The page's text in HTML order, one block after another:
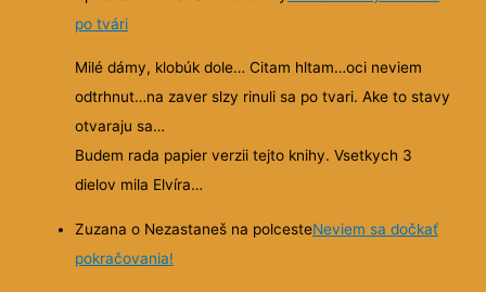
po tvári
Milé dámy, klobúk dole… Citam hltam…oci neviem
odtrhnut…na zaver slzy rinuli sa po tvari. Ake to stavy
otvaraju sa…
Budem rada papier verzii tejto knihy. Vsetkych 3
dielov mila Elvíra…
Zuzana o Nezastaneš na polcesteNeviem sa dočkať
pokračovania!